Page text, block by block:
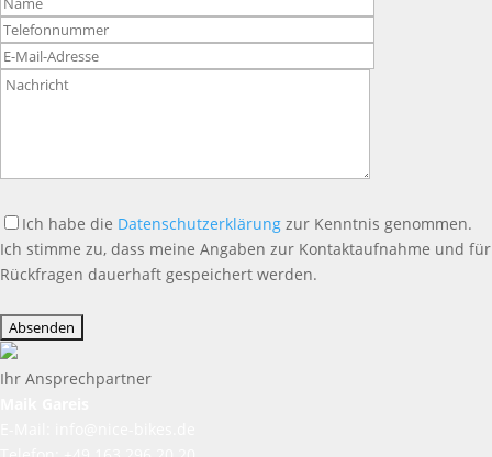
lasse
dieses
Feld
leer.
Ich habe die Datenschutzerklärung zur Kenntnis genommen.
Ich stimme zu, dass meine Angaben zur Kontaktaufnahme und für
Rückfragen dauerhaft gespeichert werden.
lasse
dieses
Feld
Ihr Ansprechpartner